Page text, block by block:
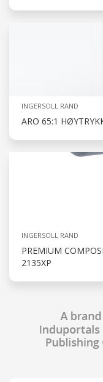
INGERSOLL RAND
ARO 65:1
INGERSOLL RAND
PREMIUM
2135XP